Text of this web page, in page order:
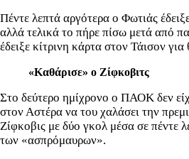
Πέντε λεπτά αργότερα ο Φωτιάς
αλλά τελικά το πήρε πίσω μετά από
έδειξε κίτρινη κάρτα στον Τάισον για
«Καθάρισε» ο Ζίφκοβιτς
Στο δεύτερο ημίχρονο ο ΠΑΟΚ δεν
στον Αστέρα να του χαλάσει την
Ζίφκοβις με δύο γκολ μέσα σε πέντε
των «ασπρόμαυρων».